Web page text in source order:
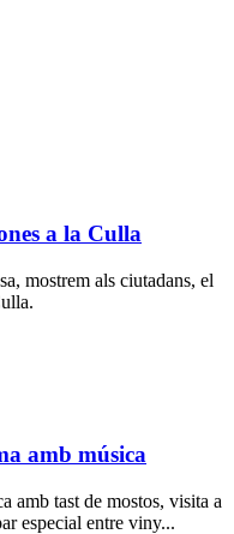
a la Culla
mostrem als ciutadans, el
amb música
amb tast de mostos, visita a
especial entre viny...